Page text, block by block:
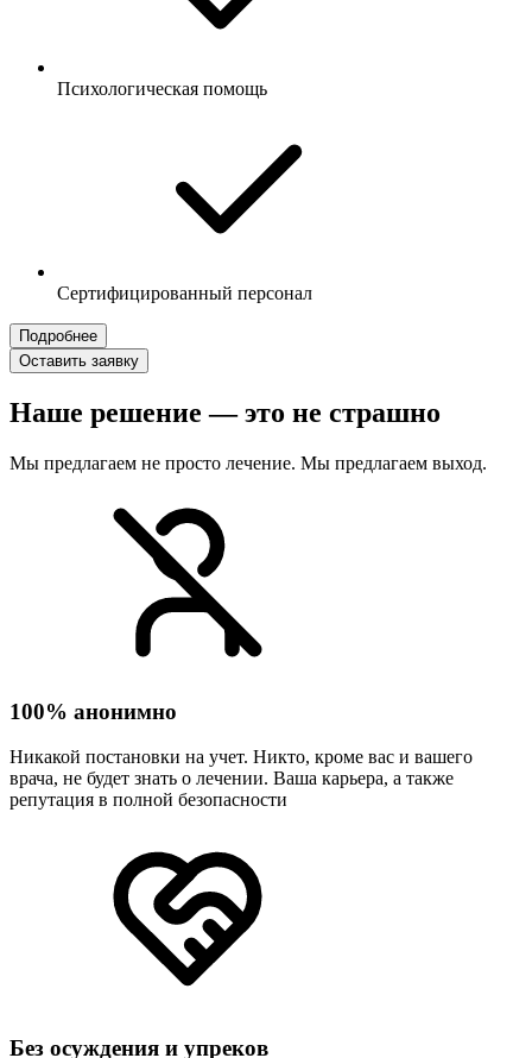
Психологическая помощь
Сертифицированный персонал
Подробнее
Оставить заявку
Наше решение — это не страшно
Мы предлагаем не просто лечение. Мы предлагаем выход.
100% анонимно
Никакой постановки на учет. Никто, кроме вас и вашего
врача, не будет знать о лечении. Ваша карьера, а также
репутация в полной безопасности
Без осуждения и упреков